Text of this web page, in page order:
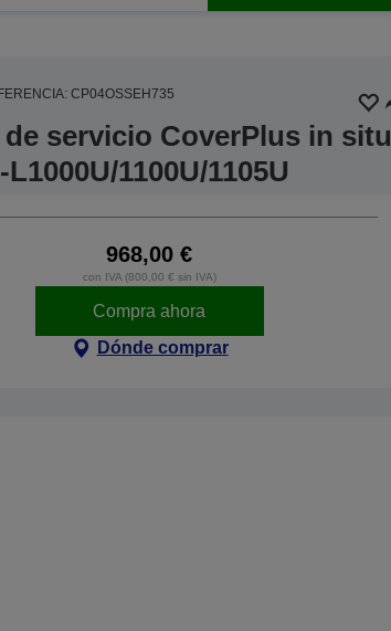
CP04OSSEH735
de servicio CoverPlus in situ
1100U/1105U
968,00 €
con IVA (800,00 € sin IVA)
Compra ahora
Dónde comprar